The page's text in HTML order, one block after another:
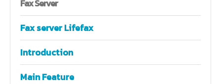
FaxServer
Fax server Lifefax
Introduction
Main Feature